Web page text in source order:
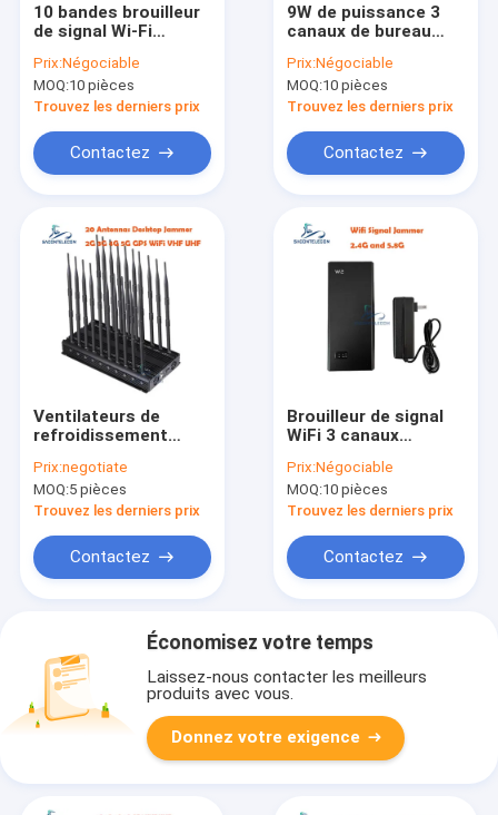
10 bandes brouilleur
de signal Wi-Fi
3G 2.4G GPS 10w
30m portée
Prix:Négociable
MOQ:10 pièces
Trouvez les derniers prix
Contactez
9W de puissance 3
canaux de bureau
avec une portée de
100m pour les zones
sécurisées
Prix:Négociable
MOQ:10 pièces
Trouvez les derniers prix
Contactez
Ventilateurs de
refroidissement
WiFi 2,4 GHz 5,2 GHz
5,8 GHz 52w Pour les
musées Galeries
Prix:negotiate
MOQ:5 pièces
Trouvez les derniers prix
Contactez
Brouilleur de signal
WiFi 3 canaux
de 20m et batterie
portable de 4000mAH
Prix:Négociable
MOQ:10 pièces
Trouvez les derniers prix
Contactez
Économisez votre temps
Laissez-nous contacter les meilleurs
produits avec vous.
Donnez votre exigence